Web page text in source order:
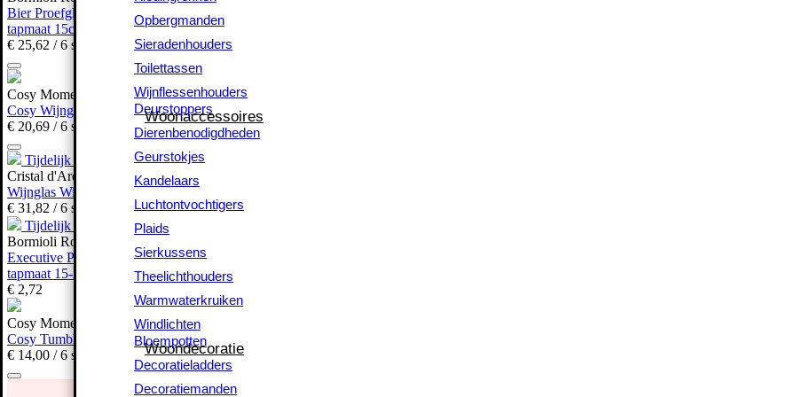
Opbergmanden
Sieradenhouders
Toilettassen
Wijnflessenhouders
Woonaccessoires
Deurstoppers
Dierenbenodigdheden
Geurstokjes
Kandelaars
Luchtontvochtigers
Plaids
Sierkussens
Theelichthouders
Warmwaterkruiken
Windlichten
Woondecoratie
Bloempotten
Decoratieladders
Decoratiemanden
Opbergmanden
Sieradenhouders
Toilettassen
Wijnflessenhouders
Woonaccessoires
Deurstoppers
Dierenbenodigdheden
Geurstokjes
Kandelaars
Luchtontvochtigers
Plaids
Sierkussens
Theelichthouders
Warmwaterkruiken
Windlichten
Woondecoratie
Bloempotten
Decoratieladders
Decoratiemanden
Bier Proefglas Oslo 22cl
tapmaat 15cl
€ 25,62 / 6 stuks
Cosy Moments
Cosy Wijnglas 48cl
€ 20,69 / 6 stuks
Tijdelijk uitverkocht
Cristal d'Arques
Wijnglas Wine Emotions CD 35cl
€ 31,82 / 6 stuks
Tijdelijk uitverkocht
Bormioli Rocco
Executive Proefglas Bier 26cl
tapmaat 15-20cl
€ 2,72
Cosy Moments
Cosy Tumblerglas 34cl
€ 14,00 / 6 stuks